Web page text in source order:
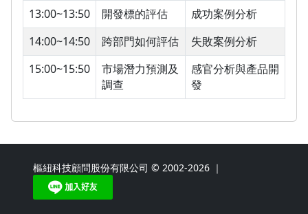
13:00~13:50
開發標的評估
成功案例分析
14:00~14:50
跨部門如何評估
失敗案例分析
15:00~15:50
市場潛力預測及
調查
感官分析與產品開
發
樞紐科技顧問股份有限公司 © 2002-2026 ｜